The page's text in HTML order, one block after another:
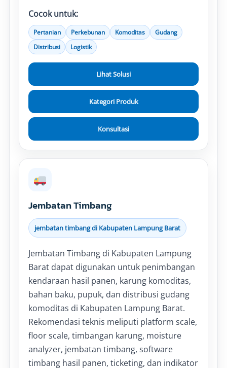
Cocok untuk:
Pertanian Perkebunan Komoditas
Gudang
Distribusi
Logistik
Lihat Solusi
Kategori Produk
Konsultasi
Jembatan Timbang
jembatan timbang di Kabupaten Lampung Barat
Jembatan Timbang di Kabupaten Lampung
Barat dapat digunakan untuk penimbangan
kendaraan hasil panen, karung komoditas,
bahan baku, pupuk, dan distribusi gudang
komoditas di Kabupaten Lampung Barat.
Rekomendasi teknis meliputi platform scale,
floor scale, timbangan karung, moisture
analyzer, jembatan timbang, software
timbang hasil panen, ticketing, dan indikator